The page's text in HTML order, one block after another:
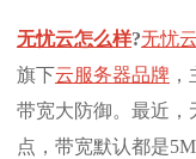
无忧云怎么样?无忧云
旗下云服务器品牌
带宽大防御。最近，
点，带宽默认都是